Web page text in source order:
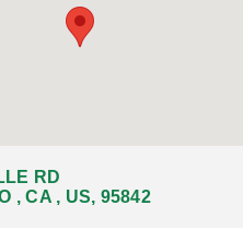
RD
, CA , US, 95842